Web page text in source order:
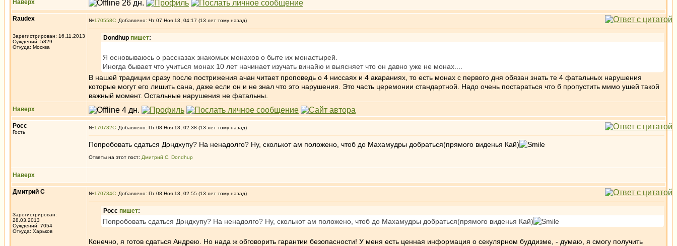
Наверх
Raudex
Зарегистрирован: 16.11.2013
Суждений: 5829
Откуда: Москва
№170558 Добавлено: Чт 07 Ноя 13, 04:17 (13 лет тому назад)
Dondhup пишет:
Я основываюсь о рассказах знакомых монахов о быте их монастырей.
Иногда бывает что учиться монах 10 лет начинает изучать винайю и выясняет что он давно уже не монах....
В нашей традиции сразу после пострижения ачан читает проповедь о 4 ниссаях и 4 акараниях, то есть монах с первого дня обязан знать те 4 фатальных нарушения
которые могут его лишить сана, даже если он и не знал что это нарушения. Это часть церемонии стандартной. Надо очень постараться что б пропустить мимо ушей такой
важный момент. Остальные нарушения не фатальны.
Наверх
Росс
Гость
№170732 Добавлено: Пт 08 Ноя 13, 02:38 (13 лет тому назад)
Попробовать сдаться Дондхупу? На ненадолго? Ну, сколькот ам положено, чтоб до Махамудры добраться(прямого виденья Кай)
Ответы на этот пост: Дмитрий С Dondhup
Наверх
Дмитрий С
Зарегистрирован:
28.03.2013
Суждений: 7054
Откуда: Харьков
№170734 Добавлено: Пт 08 Ноя 13, 02:55 (13 лет тому назад)
Росс пишет:
Попробовать сдаться Дондхупу? На ненадолго? Ну, сколькот ам положено, чтоб до Махамудры добраться(прямого виденья Кай)
Конечно, я готов сдаться Андрею. Но нада ж обговорить гарантии безопасности! У меня есть ценная информация о секулярном буддизме, - думаю, я смогу получить